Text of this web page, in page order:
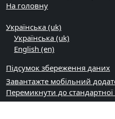
На головну
Українська ‎(uk)‎
Українська ‎(uk)‎
English ‎(en)‎
Підсумок збереження даних
Завантажте мобільний
Перемикнути до